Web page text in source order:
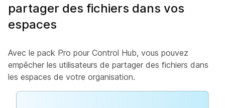
partager des fichiers dans vos
espaces
Avec le pack Pro pour Control Hub, vous pouvez
empêcher les utilisateurs de partager des fichiers dans
les espaces de votre organisation.